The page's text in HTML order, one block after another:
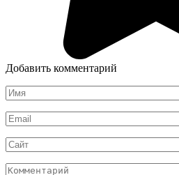
Добавить комментарий
Имя
*
Email
*
Сайт
Комментарий